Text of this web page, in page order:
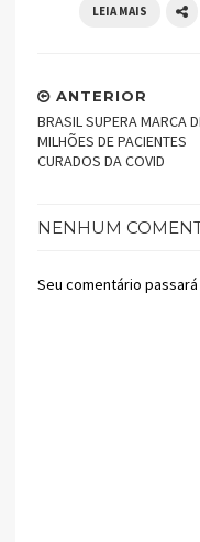
LEIA MAIS
ANTERIOR
BRASIL SUPERA MARCA
MILHÕES DE PACIENTES
CURADOS DA COVID
NENHUM
Seu comentário passará